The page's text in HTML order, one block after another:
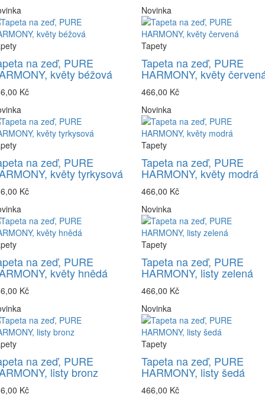
na zeď, PURE
květy béžová
Kč
Novinka
Tapety
Tapeta na zeď, PURE
HARMONY, květy
466,00 Kč
na zeď, PURE
květy tyrkysová
Kč
Novinka
Tapety
Tapeta na zeď, PURE
HARMONY, květy modrá
466,00 Kč
na zeď, PURE
květy hnědá
Kč
Novinka
Tapety
Tapeta na zeď, PURE
HARMONY, listy zelená
466,00 Kč
na zeď, PURE
listy bronz
Kč
Novinka
Tapety
Tapeta na zeď, PURE
HARMONY, listy šedá
466,00 Kč